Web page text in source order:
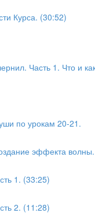
Курса. (30:52)
Часть 1. Что и
по урокам 20-21.
эффекта
1. (33:25)
2. (11:28)